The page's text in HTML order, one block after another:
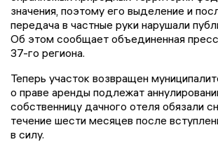
значения, поэтому его выделение и
передача в частные руки нарушали
Об этом сообщает объединенная
37-го региона.
Теперь участок возвращен
о праве аренды подлежат
собственницу дачного отеля обязали
течение шести месяцев после
в силу.